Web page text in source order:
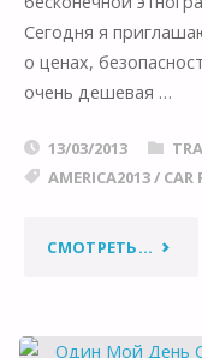
Сегодня я
о ценах,
очень дешевая …
13/03/2013
AMERICA2013/ CAR
СМОТРЕТЬ... "ПО
НА